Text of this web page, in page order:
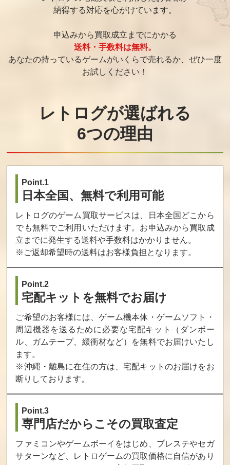
納得する対応を心がけています。
申込みから買取成立までにかかる
送料・手数料は無料。
あなたの持っているゲームがいくらで売れるか、ぜひ一度
お試しください！
レトログが選ばれる
6つの理由
Point.1
日本全国、無料で利用可能
レトログのゲーム買取サービスは、日本全国どこから
でも無料でご利用いただけます。お申込みから買取成
立までに発生する送料や手数料はかかりません。
※ご返却希望時の送料はお客様負担となります。
Point.2
宅配キットを無料でお届け
ご希望のお客様には、ゲーム機本体・ゲームソフト・
周辺機器を送るために必要な宅配キット（ダンボー
ル、ガムテープ、緩衝材など）を無料でお届けいたし
ます。
※沖縄・離島に在住の方は、宅配キットのお届けをお
断りしております。
Point.3
専門店だからこその買取査定
ファミコンやゲームボーイをはじめ、プレステやセガ
サターンなど、レトロゲームの買取価格に自信があり